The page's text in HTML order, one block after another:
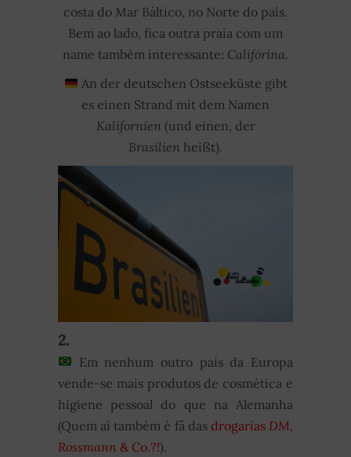
costa do Mar Báltico, no Norte do país.
Bem ao lado, fica outra praia com um
name também interessante: Califórina.
An der deutschen Ostseeküste gibt
es einen Strand mit dem Namen
Kalifornien (und einen, der
Brasilien heißt).
2.
Em nenhum outro país da Europa
vende-se mais produtos de cosmética e
higiene pessoal do que na Alemanha
(Quem aí também é fã das drogarias DM,
Rossmann & Co.?!).